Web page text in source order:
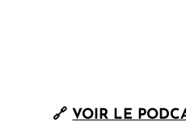
🔗 VOIR LE